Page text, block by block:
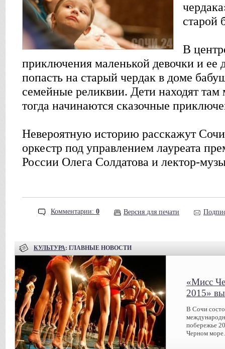
старой
В
приключения маленькой девочки и ее
попасть на старый чердак в доме
семейные реликвии. Дети находят
тогда начинаются сказочные
Невероятную историю расскажут
оркестр под управлением лауреата
России Олега Солдатова и лектор-
Комментарии: 0 Версия для печати
КУЛЬТУРА: ГЛАВНЫЕ НОВОСТИ
«Мисс
2015»
В Сочи
побережье
Черном